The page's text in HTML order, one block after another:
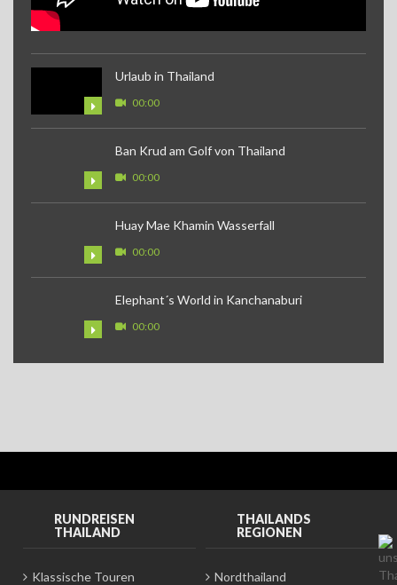
Urlaub in Thailand
00:00
Ban Krud am Golf von Thailand
00:00
Huay Mae Khamin Wasserfall
00:00
Elephant´s World in Kanchanaburi
00:00
RUNDREISEN
THAILAND
Klassische Touren
THAILANDS
REGIONEN
Nordthailand